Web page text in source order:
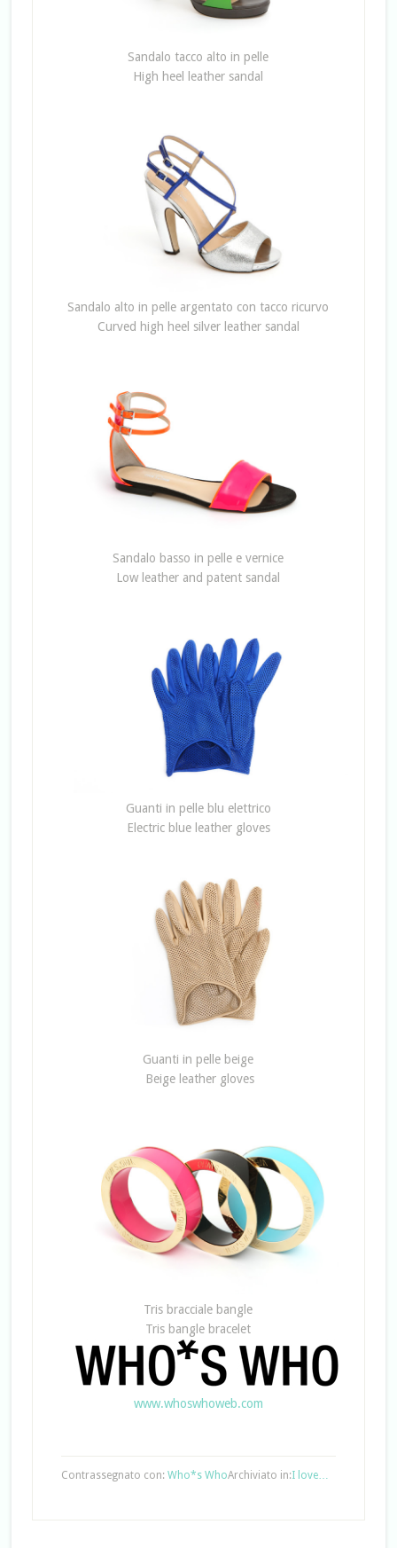
Sandalo tacco alto in pelle
High heel leather sandal
Sandalo alto in pelle argentato con tacco ricurvo
Curved high heel silver leather sandal
Sandalo basso in pelle e vernice
Low leather and patent sandal
Guanti in pelle blu elettrico
Electric blue leather gloves
Guanti in pelle beige
Beige leather gloves
Tris bracciale bangle
Tris bangle bracelet
www.whoswhoweb.com
Archiviato in:I love…
Contrassegnato con: Who*s Who